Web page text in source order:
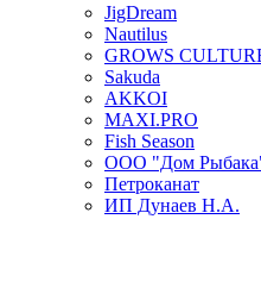
JigDream
Nautilus
GROWS
Sakuda
AKKOI
MAXI.PRO
Fish Season
ООО "Дом
Петроканат
ИП Дунаев Н.А.